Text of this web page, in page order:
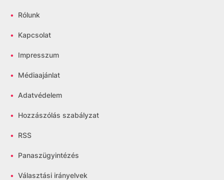
• Rólunk
• Kapcsolat
• Impresszum
• Médiaajánlat
• Adatvédelem
• Hozzászólás szabályzat
• RSS
• Panaszügyintézés
• Választási irányelvek